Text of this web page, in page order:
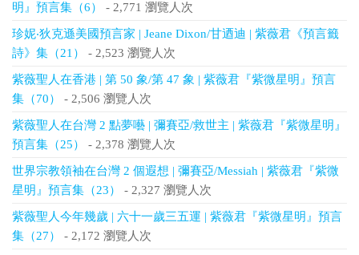
明』預言集（6）
- 2,771 瀏覽人次
珍妮‧狄克遜美國預言家 | Jeane Dixon/甘迺迪 | 紫薇君《預言籤
詩》集（21）
- 2,523 瀏覽人次
紫薇聖人在香港 | 第 50 象/第 47 象 | 紫薇君『紫微星明』預言
集（70）
- 2,506 瀏覽人次
紫薇聖人在台灣 2 點夢囈 | 彌賽亞/救世主 | 紫薇君『紫微星明』
預言集（25）
- 2,378 瀏覽人次
世界宗教領袖在台灣 2 個遐想 | 彌賽亞/Messiah | 紫薇君『紫微
星明』預言集（23）
- 2,327 瀏覽人次
紫薇聖人今年幾歲 | 六十一歲三五運 | 紫薇君『紫微星明』預言
集（27）
- 2,172 瀏覽人次